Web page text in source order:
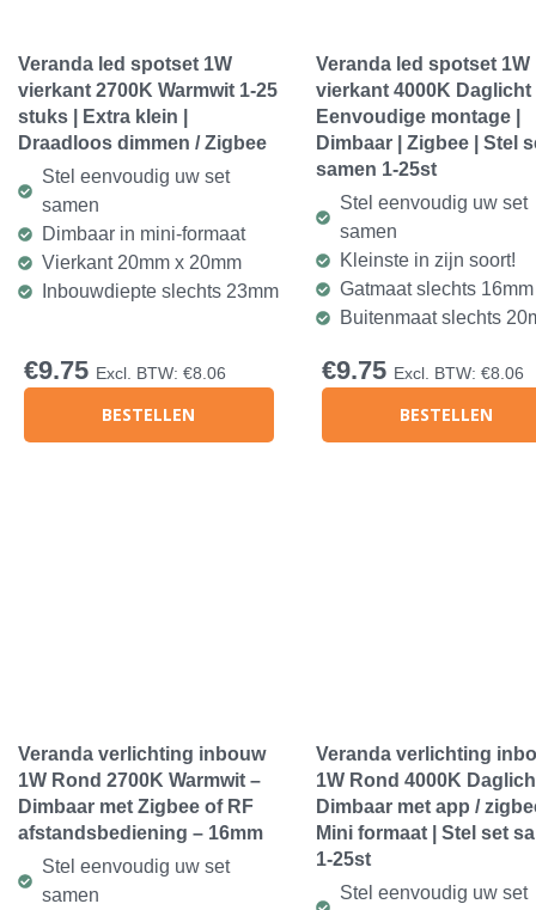
Veranda led spotset 1W
vierkant 2700K Warmwit 1-25
stuks | Extra klein |
Draadloos dimmen / Zigbee
Stel eenvoudig uw set
samen
Dimbaar in mini-formaat
Vierkant 20mm x 20mm
Inbouwdiepte slechts 23mm
€9.75 Excl. BTW: €8.06
BESTELLEN
Veranda led spotset 1W
vierkant 4000K Daglicht
Eenvoudige montage |
Dimbaar | Zigbee | Stel
samen 1-25st
Stel eenvoudig uw set
samen
Kleinste in zijn soort!
Gatmaat slechts 16mm
Buitenmaat slechts
€9.75 Excl. BTW: €8.06
BESTELLEN
Veranda verlichting inbouw
1W Rond 2700K Warmwit –
Dimbaar met Zigbee of RF
afstandsbediening – 16mm
Stel eenvoudig uw set
samen
Veranda verlichting
1W Rond 4000K
Dimbaar met app /
Mini formaat | Stel set
1-25st
Stel eenvoudig uw set